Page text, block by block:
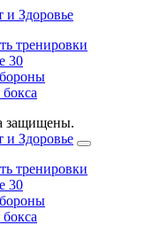
тренировки
30
защищены.
тренировки
30